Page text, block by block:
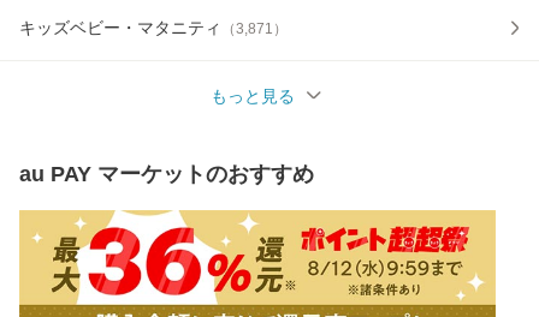
キッズベビー・マタニティ （3,871 ）
もっと見る
au PAY マーケットのおすすめ